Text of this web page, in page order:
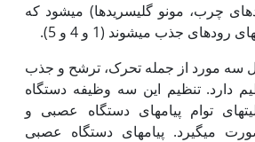
چرب، مونو گلیسریدها) می‏شود که
جذب می‏شوند (1 و 4 و 5).
مورد از جمله تحرک، ترشح و جذب
دارد. تنظیم این سه وظیفه دستگاه
توام پیام‏های دستگاه عصبی و
می‏گیرد. پیام‏های دستگاه عصبی